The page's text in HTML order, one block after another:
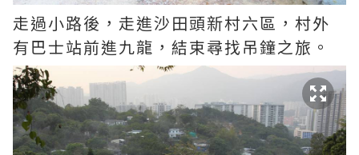
走過小路後，走進沙田頭新村六區，村外
有巴士站前進九龍，結束尋找吊鐘之旅。